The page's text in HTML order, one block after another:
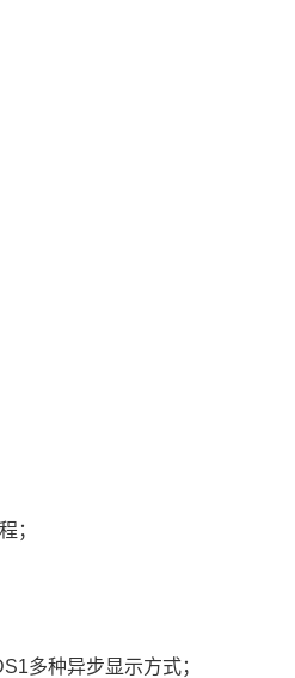
；
多种异步显示方式；